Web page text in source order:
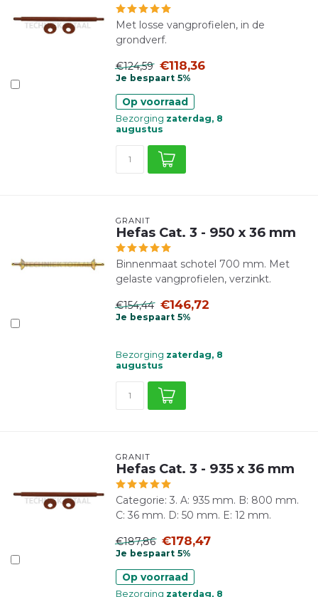
Met losse vangprofielen, in de
grondverf.
€124,59 €118,36
Je bespaart 5%
Op voorraad
Bezorging zaterdag, 8
augustus
GRANIT
Hefas Cat. 3 - 950 x 36 mm
Binnenmaat schotel 700 mm. Met
gelaste vangprofielen, verzinkt.
€154,44 €146,72
Je bespaart 5%
Bezorging zaterdag, 8
augustus
GRANIT
Hefas Cat. 3 - 935 x 36 mm
Categorie: 3. A: 935 mm. B: 800 mm.
C: 36 mm. D: 50 mm. E: 12 mm.
€187,86 €178,47
Je bespaart 5%
Op voorraad
Bezorging zaterdag, 8